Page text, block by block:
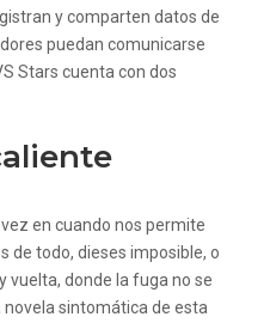
y comparten datos de
puedan comunicarse
Stars cuenta con dos
en cuando nos permite
de todo, dieses imposible, o
vuelta, donde la fuga no se
sintomática de esta